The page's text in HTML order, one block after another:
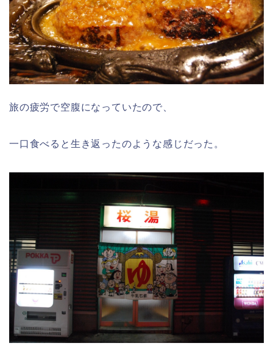
旅の疲労で空腹になっていたので、
一口食べると生き返ったのような感じだった。